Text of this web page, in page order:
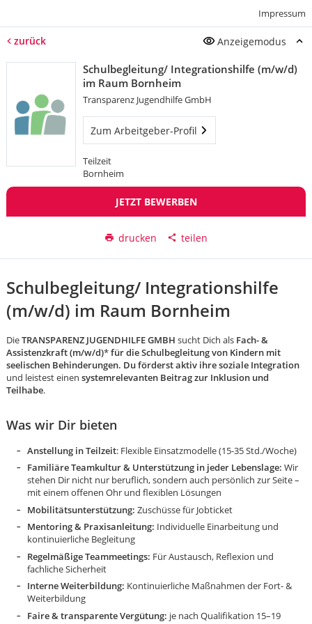
Impressum
zurück Anzeigemodus
Schulbegleitung/ Integrationshilfe (m/w/d)
im Raum Bornheim
Transparenz Jugendhilfe GmbH
Zum Arbeitgeber-Profil
Teilzeit
Bornheim
JETZT BEWERBEN
drucken teilen
Schulbegleitung/ Integrationshilfe
(m/w/d) im Raum Bornheim
DieTRANSPARENZ JUGENDHILFE GMBH sucht Dich als Fach- &
Assistenzkraft (m/w/d)*für die Schulbegleitung von Kindern mit
seelischen Behinderungen. Du förderst aktiv ihre soziale Integration
und leistest einen systemrelevanten Beitrag zur Inklusion und
Teilhabe.
Was wir Dir bieten
Anstellung in Teilzeit: Flexible Einsatzmodelle (15-35 Std./Woche)
Familiäre Teamkultur & Unterstützung in jeder Lebenslage: Wir
stehen Dir nicht nur beruflich, sondern auch persönlich zur Seite –
mit einem offenen Ohr und flexiblen Lösungen
Mobilitätsunterstützung: Zuschüsse für Jobticket
Mentoring & Praxisanleitung: Individuelle Einarbeitung und
kontinuierliche Begleitung
Regelmäßige Teammeetings: Für Austausch, Reflexion und
fachliche Sicherheit
Interne Weiterbildung: Kontinuierliche Maßnahmen der Fort- &
Weiterbildung
Faire & transparente Vergütung: je nach Qualifikation 15–19
Karte anzeigen